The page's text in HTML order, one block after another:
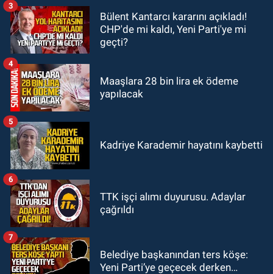
GÜNDEM
21:50Yoldan çıktı karşı şeride
fırladı: Çok sayıda yaralı var
Bülent Kantarcı kararını açıkladı!
CHP'de mi kaldı, Yeni Parti'ye mi
geçti?
3
Maaşlara 28 bin lira ek ödeme
yapılacak
4
Kadriye Karademir hayatını kaybetti
5
TTK işçi alımı duyurusu. Adaylar
çağrıldı
6
Belediye başkanından ters köşe:
Yeni Parti’ye geçecek derken…
7